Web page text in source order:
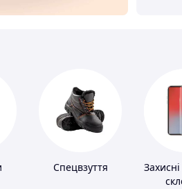
Спецвзуття